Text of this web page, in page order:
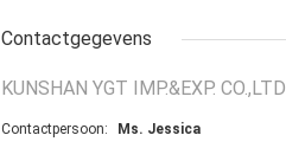
Contactgegevens
KUNSHAN YGT IMP.&EXP. CO.,LTD
Contactpersoon:
Ms. Jessica